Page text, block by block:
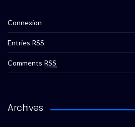
Connexion
Entries RSS
Comments RSS
Archives